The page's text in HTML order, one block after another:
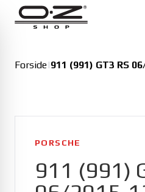
Forside|911 (991) GT3 RS
PORSCHE
911 (991)